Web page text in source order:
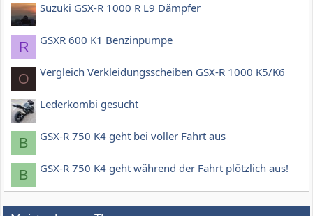
Suzuki GSX-R 1000 R L9 Dämpfer
R GSXR 600 K1 Benzinpumpe
O Vergleich Verkleidungsscheiben GSX-R 1000 K5/K6
Lederkombi gesucht
B GSX-R 750 K4 geht bei voller Fahrt aus
B GSX-R 750 K4 geht während der Fahrt plötzlich aus!